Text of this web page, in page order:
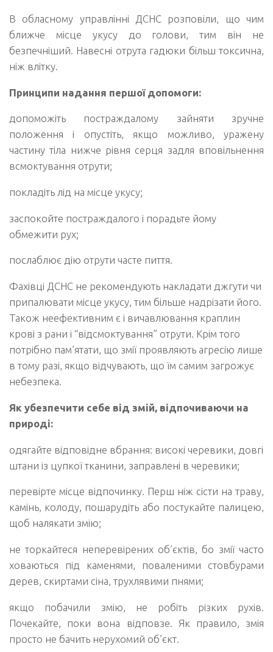
В обласному управлінні ДСНС розповіли, що чим
ближче місце укусу до голови, тим він не
безпечніший. Навесні отрута гадюки більш токсична,
ніж влітку.
Принципи надання першої допомоги:
допоможіть постраждалому зайняти зручне
положення і опустіть, якщо можливо, уражену
частину тіла нижче рівня серця задля вповільнення
всмоктування отрути;
покладіть лід на місце укусу;
заспокойте постраждалого і порадьте йому
обмежити рух;
послаблює дію отрути часте пиття.
Фахівці ДСНС не рекомендують накладати джгути чи
припалювати місце укусу, тим більше надрізати його.
Також неефективним є і вичавлювання краплин
крові з рани і “відсмоктування” отрути. Крім того
потрібно пам’ятати, що змії проявляють агресію лише
в тому разі, якщо відчувають, що їм самим загрожує
небезпека.
Як убезпечити себе від змій, відпочиваючи на
природі:
одягайте відповідне вбрання: високі черевики, довгі
штани із цупкої тканини, заправлені в черевики;
перевірте місце відпочинку. Перш ніж сісти на траву,
камінь, колоду, пошарудіть або постукайте палицею,
щоб налякати змію;
не торкайтеся неперевірених об’єктів, бо змії часто
ховаються під каменями, поваленими стовбурами
дерев, скиртами сіна, трухлявими пнями;
якщо побачили змію, не робіть різких рухів.
Почекайте, поки вона відповзе. Як правило, змія
просто не бачить нерухомий об’єкт.